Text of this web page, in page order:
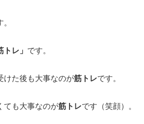
トレ」 です。
けた後も大事なのが筋トレです。
ても大事なのが筋トレです（笑顔）。